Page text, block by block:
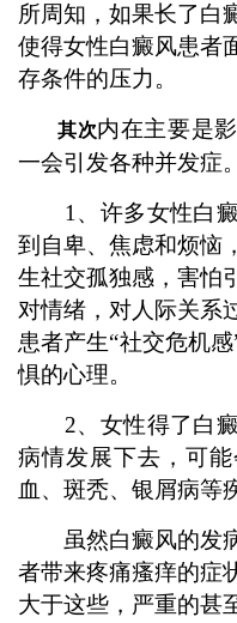
所周知，如果长了白
使得女性白癜风患者
存条件的压力。
其次内在主要是
一会引发各种并发症。
1、许多女性白癜
到自卑、焦虑和烦恼
生社交孤独感，害怕
对情绪，对人际关系
患者产生“社交危机
惧的心理。
2、女性得了白癜
病情发展下去，可
血、斑秃、银屑病等
虽然白癜风的发病
者带来疼痛瘙痒的症
大于这些，严重的甚